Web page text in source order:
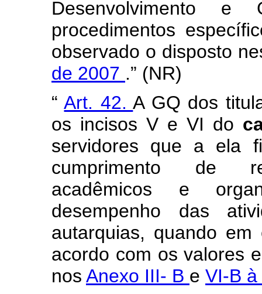
Desenvolvimento
procedimentos
observado o disposto
de 2007 .” (NR)
“Art. 42.A GQ dos
os incisos V e VI do
servidores que a ela
cumprimento de
acadêmicos e
desempenho das
autarquias, quando
acordo com os valores
nos Anexo III- B e VI-B